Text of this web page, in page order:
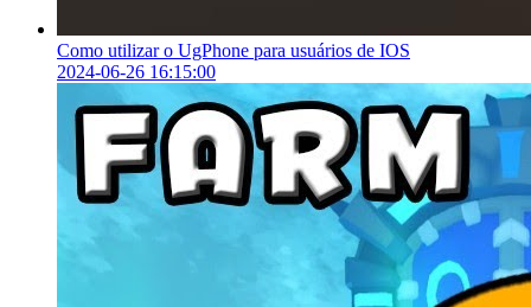
Como utilizar o UgPhone para usuários de IOS
2024-06-26 16:15:00